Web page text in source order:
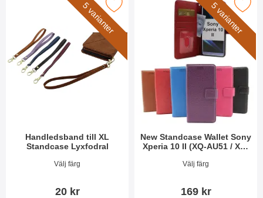
5 varianter
Handledsband till XL
Standcase Lyxfodral
Art. nr 50276Välj färg
20 kr
handledsband till XL Standcase Lyxfodral som favorit
5 varianter
New Standcase Wallet Sony
Xperia 10 II (XQ-AU51 / XQ-
Art. nr 36657Välj färg
169 kr
Makera new Standcase Wallet Sony Xperia